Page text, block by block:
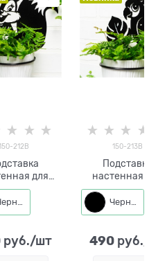
212B
для
растения
со съёмным
d=11 см
Черный
руб./шт
150-213B
настенная
одного
150-213 со
кольцом
Черный
490